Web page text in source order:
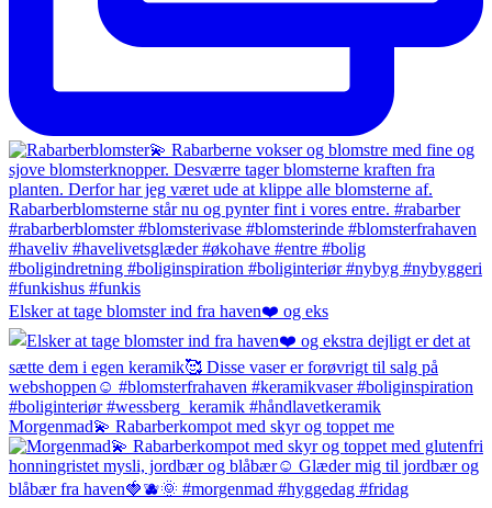
Elsker at tage blomster ind fra haven❤️ og eks
Morgenmad💫 Rabarberkompot med skyr og toppet me